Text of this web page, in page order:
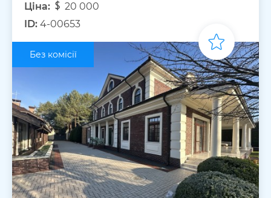
Ціна:
20 000
ID: 4-00653
Без комісії